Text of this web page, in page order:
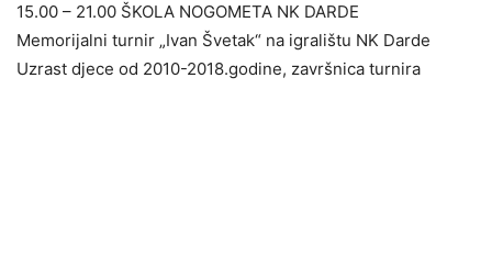
15.00 – 21.00 ŠKOLA NOGOMETA NK DARDE
Memorijalni turnir „Ivan Švetak“ na igralištu NK Darde
Uzrast djece od 2010-2018.godine, završnica turnira